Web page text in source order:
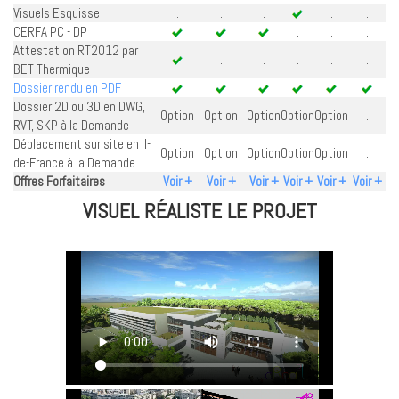
Visuels Esquisse
. . . .
.
CERFA PC - DP
. .
.
Attestation RT2012 par
BET Thermique
. . . .
.
Dossier rendu en PDF
Dossier 2D ou 3D en DWG,
RVT, SKP à la Demande
Option Option OptionOptionOption
.
Déplacement sur site en Il-
de-France à la Demande
Option Option OptionOptionOption
.
Offres Forfaitaires
Voir + Voir + Voir + Voir + Voir + Voir +
VISUEL RÉALISTE LE PROJET